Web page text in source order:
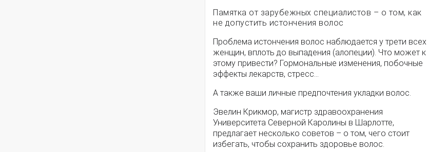
Памятка от зарубежных специалистов – о том, как
не допустить истончения волос
Проблема истончения волос наблюдается у трети всех
женщин, вплоть до выпадения (алопеции). Что может к
этому привести? Гормональные изменения, побочные
эффекты лекарств, стресс…
А также ваши личные предпочтения укладки волос.
Эвелин Крикмор, магистр здравоохранения
Университета Северной Каролины в Шарлотте,
предлагает несколько советов – о том, чего стоит
избегать, чтобы сохранить здоровье волос.